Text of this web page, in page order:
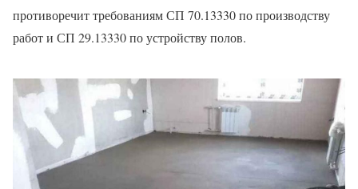
противоречит требованиям СП 70.13330 по производству
работ и СП 29.13330 по устройству полов.